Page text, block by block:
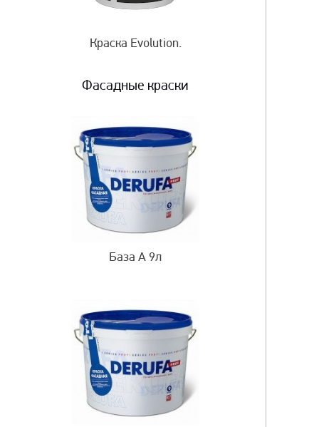
Краска Evolution.
Фасадные краски
База А 9л